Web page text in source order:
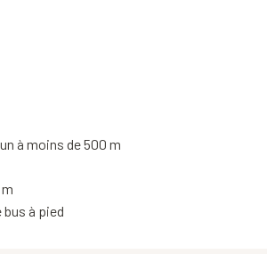
à moins de 500 m
bus à pied